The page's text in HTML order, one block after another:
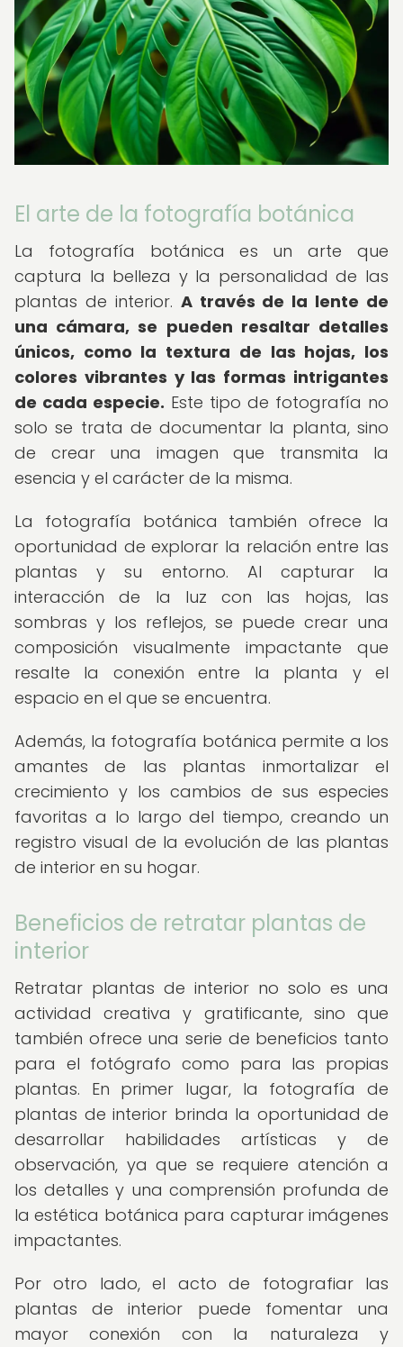
El arte de la fotografía botánica
La fotografía botánica es un arte que
captura la belleza y la personalidad de las
plantas de interior. A través de la lente de
una cámara, se pueden resaltar detalles
únicos, como la textura de las hojas, los
colores vibrantes y las formas intrigantes
de cada especie. Este tipo de fotografía no
solo se trata de documentar la planta, sino
de crear una imagen que transmita la
esencia y el carácter de la misma.
La fotografía botánica también ofrece la
oportunidad de explorar la relación entre las
plantas y su entorno. Al capturar la
interacción de la luz con las hojas, las
sombras y los reflejos, se puede crear una
composición visualmente impactante que
resalte la conexión entre la planta y el
espacio en el que se encuentra.
Además, la fotografía botánica permite a los
amantes de las plantas inmortalizar el
crecimiento y los cambios de sus especies
favoritas a lo largo del tiempo, creando un
registro visual de la evolución de las plantas
de interior en su hogar.
Beneficios de retratar plantas de
interior
Retratar plantas de interior no solo es una
actividad creativa y gratificante, sino que
también ofrece una serie de beneficios tanto
para el fotógrafo como para las propias
plantas. En primer lugar, la fotografía de
plantas de interior brinda la oportunidad de
desarrollar habilidades artísticas y de
observación, ya que se requiere atención a
los detalles y una comprensión profunda de
la estética botánica para capturar imágenes
impactantes.
Por otro lado, el acto de fotografiar las
plantas de interior puede fomentar una
mayor conexión con la naturaleza y